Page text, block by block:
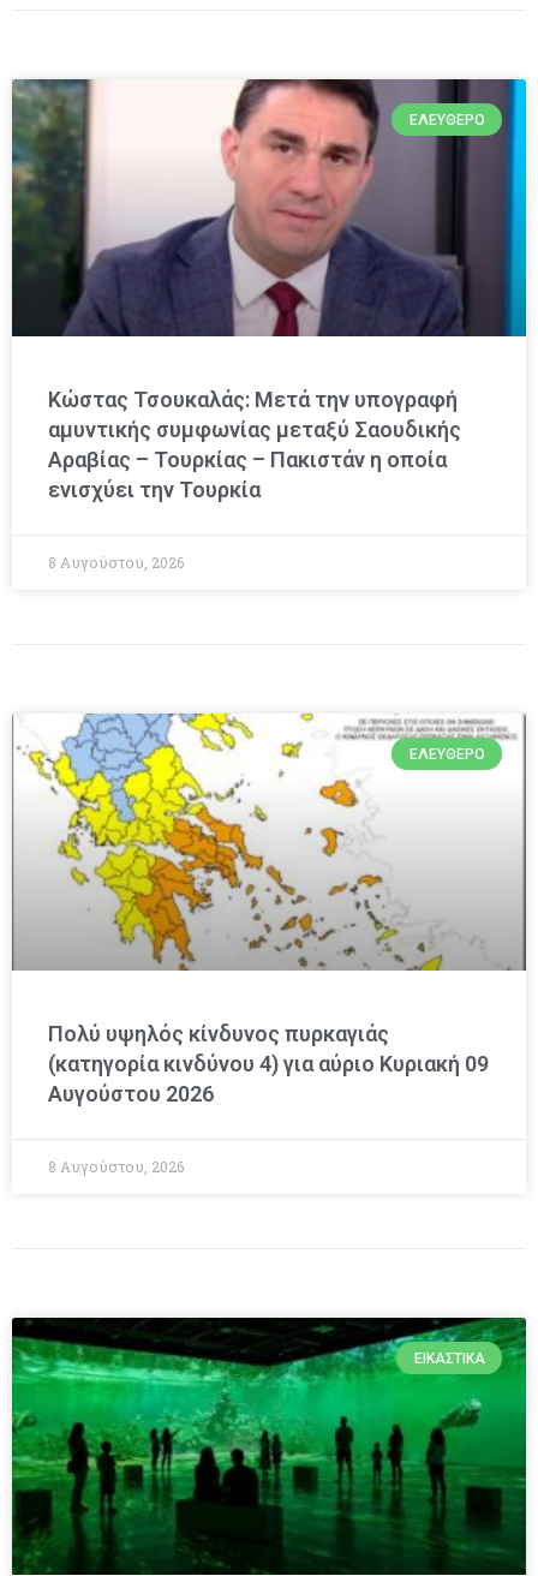
ΕΛΕΎΘΕΡΟ
Κώστας Τσουκαλάς: Μετά την υπογραφή
αμυντικής συμφωνίας μεταξύ Σαουδικής
Αραβίας – Τουρκίας – Πακιστάν η οποία
ενισχύει την Τουρκία
8 Αυγούστου, 2026
ΕΛΕΎΘΕΡΟ
Πολύ υψηλός κίνδυνος πυρκαγιάς
(κατηγορία κινδύνου 4) για αύριο Κυριακή 09
Αυγούστου 2026
8 Αυγούστου, 2026
ΕΙΚΑΣΤΙΚΆ